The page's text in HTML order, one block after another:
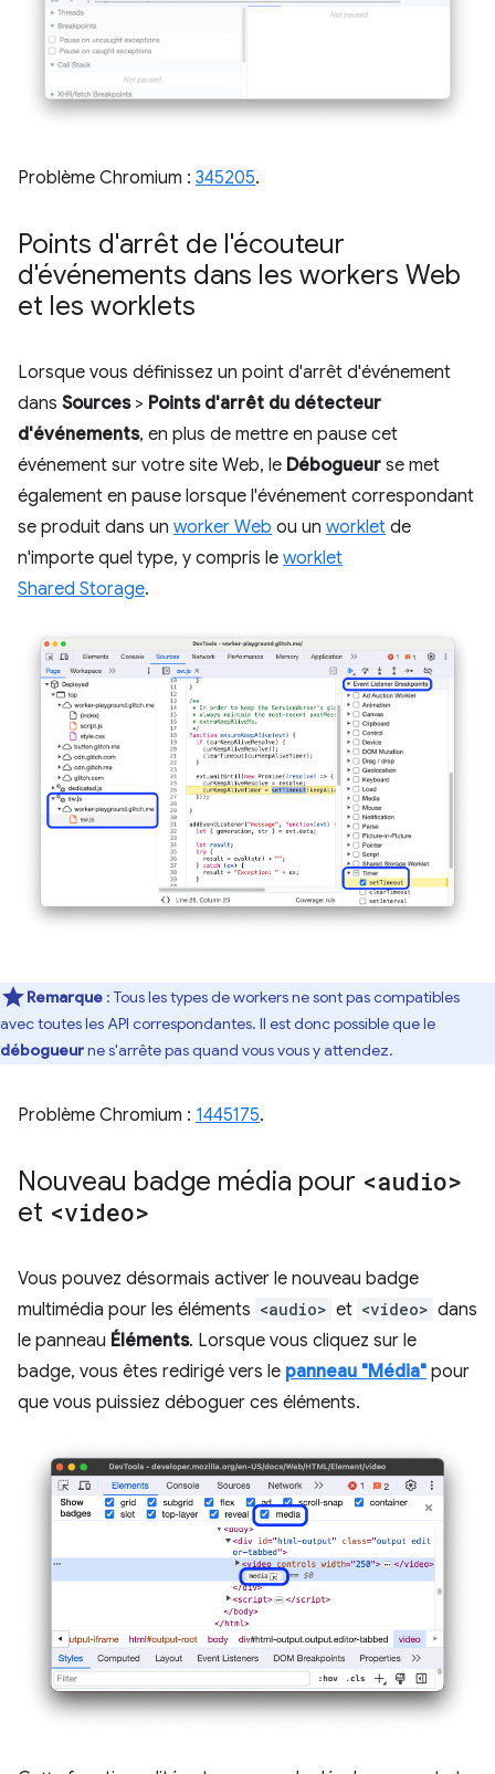
Problème Chromium : 345205.
Points d'arrêt de l'écouteur
d'événements dans les workers Web
et les worklets
Lorsque vous définissez un point d'arrêt d'événement
dans Sources> Points d'arrêt du détecteur
d'événements, en plus de mettre en pause cet
événement sur votre site Web, le Débogueur se met
également en pause lorsque l'événement correspondant
se produit dans un worker Web ou un worklet de
n'importe quel type, y compris le worklet
Shared Storage.
Remarque : Tous les types de workers ne sont pas compatibles
avec toutes les API correspondantes. Il est donc possible que le
débogueurne s'arrête pas quand vous vous y attendez.
Problème Chromium : 1445175.
Nouveau badge média pour <audio>
et <video>
Vous pouvez désormais activer le nouveau badge
multimédia pour les éléments <audio> et <video> dans
le panneau Éléments. Lorsque vous cliquez sur le
badge, vous êtes redirigé vers le panneau "Média" pour
que vous puissiez déboguer ces éléments.